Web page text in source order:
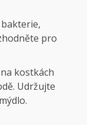
pro
kostkách
Udržujte